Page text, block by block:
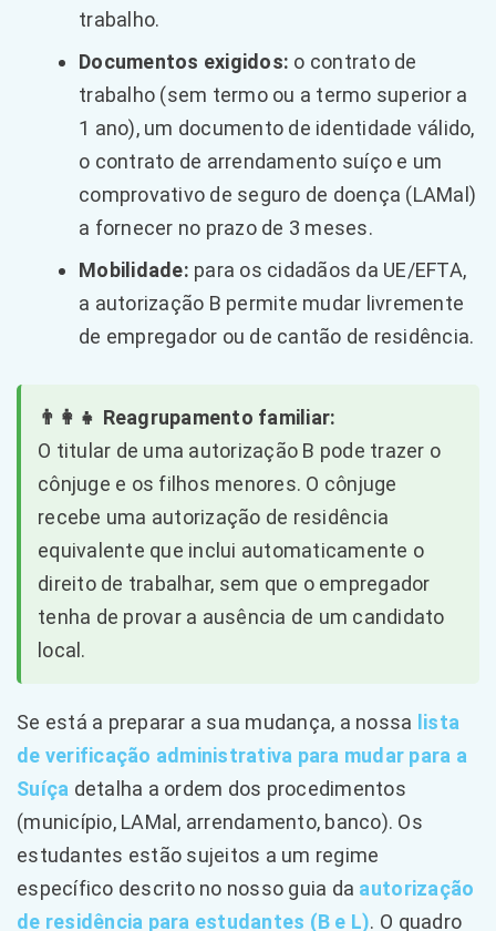
trabalho.
Documentos exigidos: o contrato de
trabalho (sem termo ou a termo superior a
1 ano), um documento de identidade válido,
o contrato de arrendamento suíço e um
comprovativo de seguro de doença (LAMal)
a fornecer no prazo de 3 meses.
Mobilidade: para os cidadãos da UE/EFTA,
a autorização B permite mudar livremente
de empregador ou de cantão de residência.
👨‍👩‍👧 Reagrupamento familiar:
O titular de uma autorização B pode trazer o
cônjuge e os filhos menores. O cônjuge
recebe uma autorização de residência
equivalente que inclui automaticamente o
direito de trabalhar, sem que o empregador
tenha de provar a ausência de um candidato
local.
Se está a preparar a sua mudança, a nossa lista
de verificação administrativa para mudar para a
Suíça detalha a ordem dos procedimentos
(município, LAMal, arrendamento, banco). Os
estudantes estão sujeitos a um regime
específico descrito no nosso guia da autorização
de residência para estudantes (B e L). O quadro